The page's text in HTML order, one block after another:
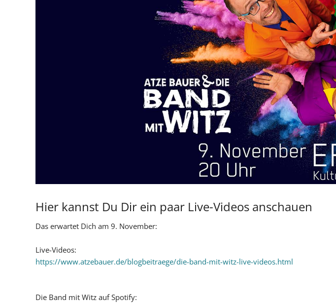
Hier kannst Du Dir ein paar Live-Videos anschauen
Das erwartet Dich am 9. November:
Live-Videos:
https://www.atzebauer.de/blogbeitraege/die-band-mit-witz-live-videos.html
Die Band mit Witz auf Spotify: